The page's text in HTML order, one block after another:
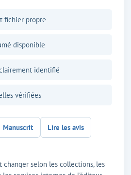
fichier propre
disponible
identifié
vérifiées
Manuscrit Lire les avis
changer selon les collections, les